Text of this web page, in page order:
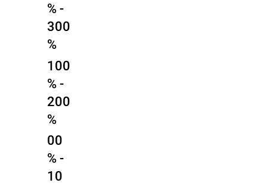
00
% -
10
100
% -
200
%
% -
300
%